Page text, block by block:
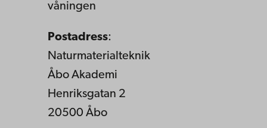
våningen
Postadress:
Naturmaterialteknik
Åbo Akademi
Henriksgatan 2
20500 Åbo